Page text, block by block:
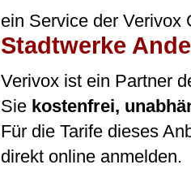
ein Service der Verivox
Stadtwerke
Verivox ist ein Partner
Sie kostenfrei,
Für die Tarife dieses
direkt online anmelden.